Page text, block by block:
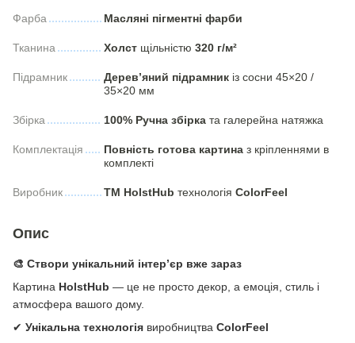
Фарба Масляні пігментні фарби
Тканина Холст щільністю 320 г/м²
Підрамник Дерев’яний підрамник із сосни 45×20 /
35×20 мм
Збірка 100% Ручна збірка та галерейна натяжка
Комплектація Повність готова картина з кріпленнями в
комплекті
Виробник ТМ HolstHub технологія СolorFeel
Опис
🎨 Створи унікальний інтер’єр вже зараз
Картина HolstHub — це не просто декор, а емоція, стиль і
атмосфера вашого дому.
✔ Унікальна технологія виробництва ColorFeel